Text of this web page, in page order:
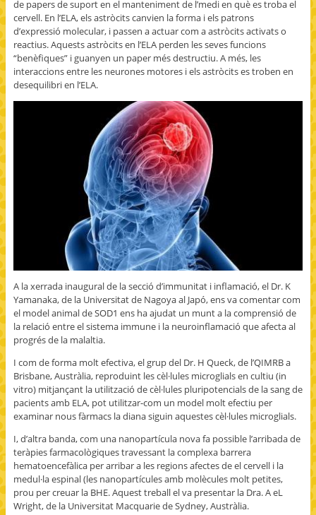
de papers de suport en el manteniment de l’medi en què es troba el
cervell. En l’ELA, els astròcits canvien la forma i els patrons
d’expressió molecular, i passen a actuar com a astròcits activats o
reactius. Aquests astròcits en l’ELA perden les seves funcions
“benèfiques” i guanyen un paper més destructiu. A més, les
interaccions entre les neurones motores i els astròcits es troben en
desequilibri en l’ELA.
A la xerrada inaugural de la secció d’immunitat i inflamació, el Dr. K
Yamanaka, de la Universitat de Nagoya al Japó, ens va comentar com
el model animal de SOD1 ens ha ajudat un munt a la comprensió de
la relació entre el sistema immune i la neuroinflamació que afecta al
progrés de la malaltia.
I com de forma molt efectiva, el grup del Dr. H Queck, de l’QIMRB a
Brisbane, Austràlia, reproduint les cèl·lules microglials en cultiu (in
vitro) mitjançant la utilització de cèl·lules pluripotencials de la sang de
pacients amb ELA, pot utilitzar-com un model molt efectiu per
examinar nous fàrmacs la diana siguin aquestes cèl·lules microglials.
I, d’altra banda, com una nanopartícula nova fa possible l’arribada de
teràpies farmacològiques travessant la complexa barrera
hematoencefàlica per arribar a les regions afectes de el cervell i la
medul·la espinal (les nanopartícules amb molècules molt petites,
prou per creuar la BHE. Aquest treball el va presentar la Dra. A eL
Wright, de la Universitat Macquarie de Sydney, Austràlia.